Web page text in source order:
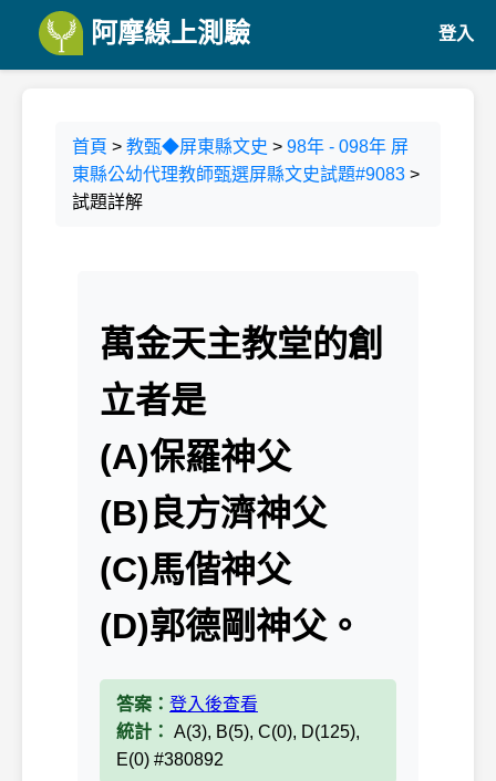
阿摩線上測驗 登入
首頁 > 教甄◆屏東縣文史 > 98年 - 098年 屏
東縣公幼代理教師甄選屏縣文史試題#9083 >
試題詳解
萬金天主教堂的創
立者是
(A)保羅神父
(B)良方濟神父
(C)馬偕神父
(D)郭德剛神父。
答案： 登入後查看
統計： A(3), B(5), C(0), D(125),
E(0) #380892